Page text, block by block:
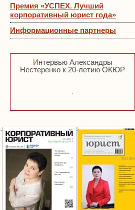
Премия «УСПЕХ. Лучший
корпоративный юрист года»
Информационные партнеры
Интервью Александры
Нестеренко к 20-летию ОКЮР